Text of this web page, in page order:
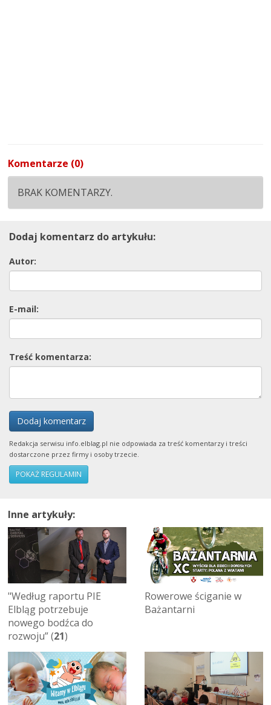
Komentarze (0)
BRAK KOMENTARZY.
Dodaj komentarz do artykułu:
Autor:
E-mail:
Treść komentarza:
Dodaj komentarz
Redakcja serwisu info.elblag.pl nie odpowiada za treść komentarzy i treści
dostarczone przez firmy i osoby trzecie.
POKAŻ REGULAMIN
Inne artykuły:
"Według raportu PIE
Elbląg potrzebuje
nowego bodźca do
rozwoju” (21)
Rowerowe ściganie w
Bażantarni